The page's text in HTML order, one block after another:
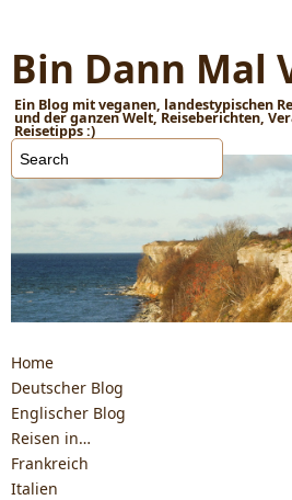
Bin Dann Mal
Ein Blog mit veganen, landestypischen
und der ganzen Welt, Reiseberichten,
Reisetipps :)
Home
Deutscher Blog
Englischer Blog
Reisen in…
Frankreich
Italien